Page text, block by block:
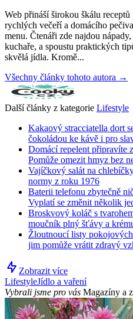
Web přináší širokou škálu
rychlých večeří a domácího
menu. Čtenáři zde najdou
kuchaře, a spoustu praktických
skvělá jídla. Kromě...
Všechny články tohoto autora →
Další články z kategorie Lifestyle
Kakaový stracciatella dort
čokoládou ke kávě i pro
Domácí repelent připravíte
Pomůže omezit hmyz bez
Vajíčkový salát na
normy z roku 1976
Baterii telefonu zbytečně
Vyplatí se změnit několik
Broskvový koláč s
moučník plný šťávy a
Žloutnoucí listy
jim pomůže vrátit zdravý
Zobrazit více
LifestyleJídlo a vaření
Vybrali jsme pro vás Magazíny a